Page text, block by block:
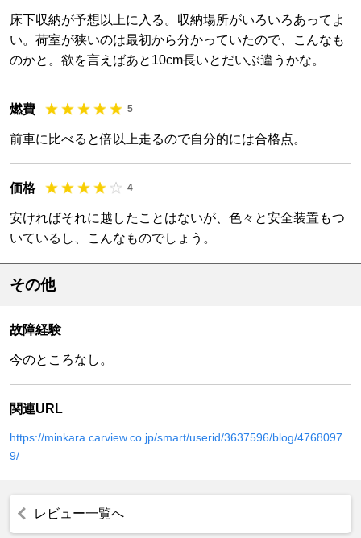
床下収納が予想以上に入る。収納場所がいろいろあってよ
い。荷室が狭いのは最初から分かっていたので、こんなも
のかと。欲を言えばあと10cm長いとだいぶ違うかな。
燃費 5
前車に比べると倍以上走るので自分的には合格点。
価格 4
安ければそれに越したことはないが、色々と安全装置もつ
いているし、こんなものでしょう。
その他
故障経験
今のところなし。
関連URL
https://minkara.carview.co.jp/smart/userid/3637596/blog/4768097
9/
レビュー一覧へ